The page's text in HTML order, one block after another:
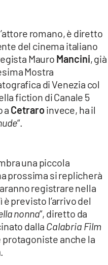
romano, è diretto
del cinema italiano
Mauro Mancini, già
Mostra
di Venezia col
fiction di Canale 5
a Cetraroinvece, ha il
“.
una piccola
prossima si replicherà
registrare nella
previsto l’arrivo del
nonna“, diretto da
dalla Calabria Film
protagoniste anche la
.